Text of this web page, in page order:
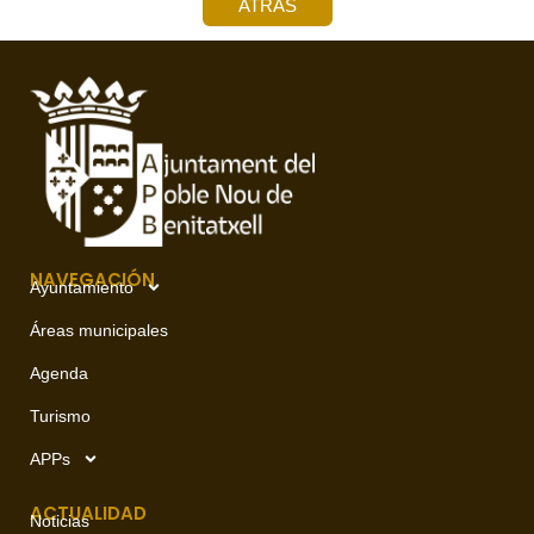
ATRÁS
NAVEGACIÓN
Ayuntamiento
Áreas municipales
Agenda
Turismo
APPs
ACTUALIDAD
Noticias